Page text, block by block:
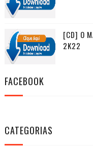
[CD] O
2K22
FACEBOOK
CATEGORIAS